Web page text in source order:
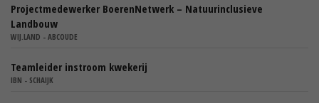
Projectmedewerker BoerenNetwerk – Natuurinclusieve
Landbouw
WIJ.LAND - ABCOUDE
Teamleider instroom kwekerij
IBN - SCHAIJK